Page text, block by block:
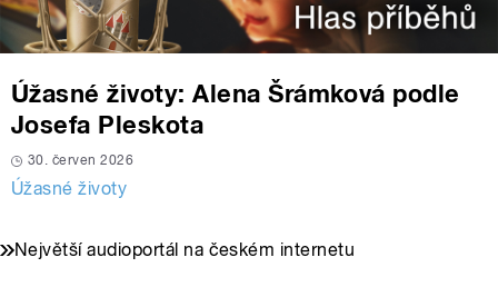
Úžasné životy: Alena Šrámková podle
Josefa Pleskota
30. červen 2026
Úžasné životy
Největší audioportál na českém internetu